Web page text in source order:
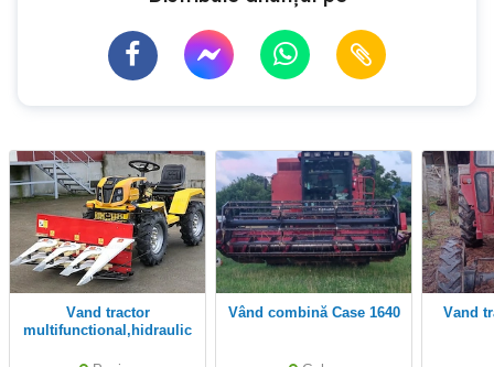
Vand tractor
multifunctional,hidraulic
vând combină Case 1640 Vand